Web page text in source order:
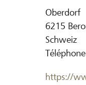
Oberdorf
6215
Schweiz
Téléphone
https://